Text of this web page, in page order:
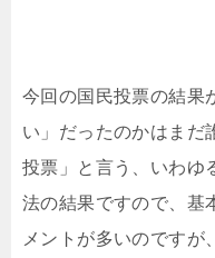
今回の国民投票の結果
い」だったのかはまだ
投票」と言う、いわゆ
法の結果ですので、基
メントが多いのですが